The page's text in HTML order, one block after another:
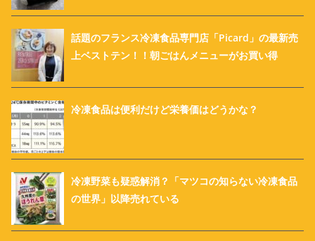
話題のフランス冷凍食品専門店「Picard」の最新売
上ベストテン！！朝ごはんメニューがお買い得
冷凍食品は便利だけど栄養価はどうかな？
冷凍野菜も疑惑解消？「マツコの知らない冷凍食品
の世界」以降売れている